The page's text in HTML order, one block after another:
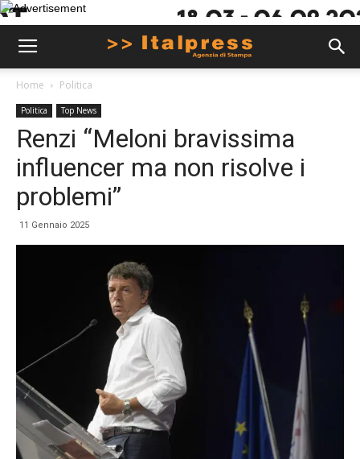
Home Politica
Politica Top News
Renzi “Meloni bravissima
influencer ma non risolve i
problemi”
11 Gennaio 2025